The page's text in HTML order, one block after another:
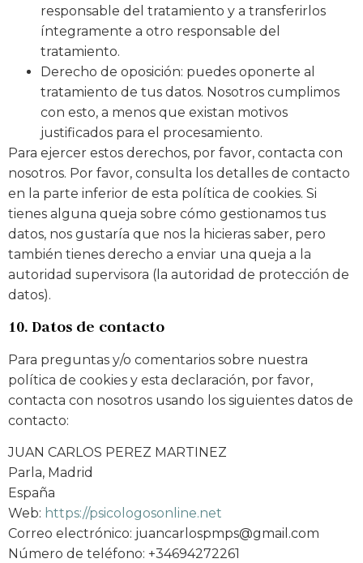
responsable del tratamiento y a transferirlos
íntegramente a otro responsable del
tratamiento.
Derecho de oposición: puedes oponerte al
tratamiento de tus datos. Nosotros cumplimos
con esto, a menos que existan motivos
justificados para el procesamiento.
Para ejercer estos derechos, por favor, contacta con
nosotros. Por favor, consulta los detalles de contacto
en la parte inferior de esta política de cookies. Si
tienes alguna queja sobre cómo gestionamos tus
datos, nos gustaría que nos la hicieras saber, pero
también tienes derecho a enviar una queja a la
autoridad supervisora (la autoridad de protección de
datos).
10. Datos de contacto
Para preguntas y/o comentarios sobre nuestra
política de cookies y esta declaración, por favor,
contacta con nosotros usando los siguientes datos de
contacto:
JUAN CARLOS PEREZ MARTINEZ
Parla, Madrid
España
Web: https://psicologosonline.net
Correo electrónico: juancarlospmps@gmail.com
Número de teléfono: +34694272261